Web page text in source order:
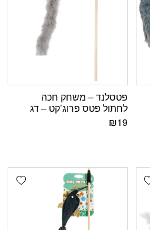
פטסלנד – משחק חכה
לחתול פטס פרוג’קט – דג
₪19
Add wishlist